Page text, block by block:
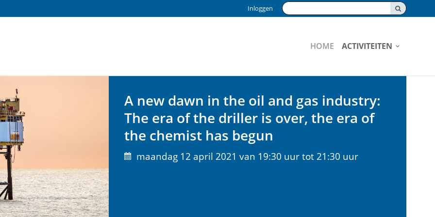
Zoeken:
Inloggen
HOME ACTIVITEITEN
A new dawn in the oil and gas industry:
The era of the driller is over, the era of
the chemist has begun
maandag 12 april 2021 van 19:30 uur tot 21:30 uur